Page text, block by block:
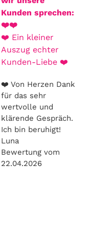
Kunden sprechen:
❤️❤️
❤️ Ein kleiner
Auszug echter
Kunden-Liebe ❤️
❤️ Von Herzen Dank
für das sehr
wertvolle und
klärende Gespräch.
Ich bin beruhigt!
Luna
Bewertung vom
22.04.2026